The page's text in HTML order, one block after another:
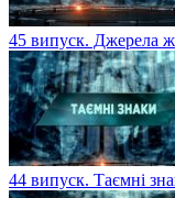
45 випуск. Джерела
44 випуск. Таємні